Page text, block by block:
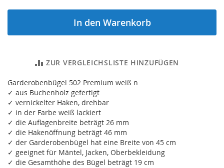
In den Warenkorb
ZUR VERGLEICHSLISTE HINZUFÜGEN
Garderobenbügel 502 Premium weiß n
✓ aus Buchenholz gefertigt
✓ vernickelter Haken, drehbar
✓ in der Farbe weiß lackiert
✓ die Auflagenbreite beträgt 26 mm
✓ die Hakenöffnung beträgt 46 mm
✓ der Garderobenbügel hat eine Breite von 45 cm
✓ geeignet für Mäntel, Jacken, Oberbekleidung
✓ die Gesamthöhe des Bügel beträgt 19 cm